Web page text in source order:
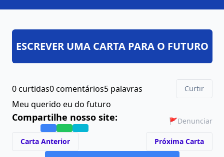
0 curtidas0 comentários5 palavras Curtir
Meu querido eu do futuro
Compartilhe nosso site: 🚩Denunciar
Carta Anterior Próxima Carta
ESCREVER UMA CARTA PARA O FUTURO